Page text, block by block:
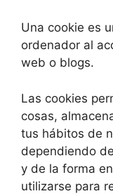
Una cookie es
ordenador al
web o blogs.
Las cookies
cosas,
tus hábitos de
dependiendo
y de la forma
utilizarse para